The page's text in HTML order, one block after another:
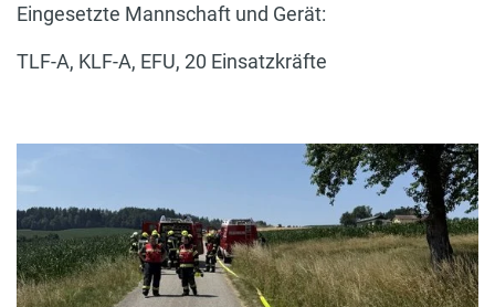
Eingesetzte Mannschaft und Gerät:
TLF-A, KLF-A, EFU, 20 Einsatzkräfte